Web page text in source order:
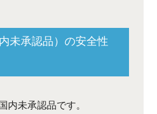
未承認品）の安全性
内未承認品です。